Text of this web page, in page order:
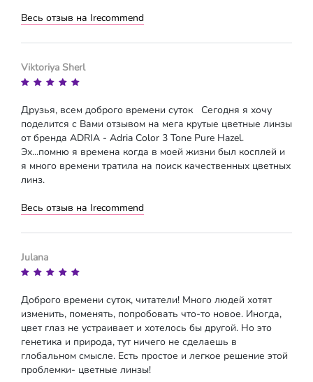
Весь отзыв на Irecommend
Viktoriya Sherl
Друзья, всем доброго времени суток Сегодня я хочу
поделится с Вами отзывом на мега крутые цветные линзы
от бренда ADRIA - Adria Color 3 Tone Pure Hazel.
Эх...помню я времена когда в моей жизни был косплей и
я много времени тратила на поиск качественных цветных
линз.
Весь отзыв на Irecommend
Julana
Доброго времени суток, читатели! Много людей хотят
изменить, поменять, попробовать что-то новое. Иногда,
цвет глаз не устраивает и хотелось бы другой. Но это
генетика и природа, тут ничего не сделаешь в
глобальном смысле. Есть простое и легкое решение этой
проблемки- цветные линзы!